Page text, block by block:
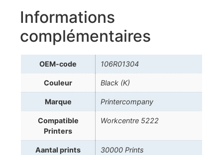
Informations
complémentaires
OEM-code 106R01304
Couleur Black (K)
Marque Printercompany
Compatible
Printers
Workcentre 5222
Aantal prints 30000 Prints